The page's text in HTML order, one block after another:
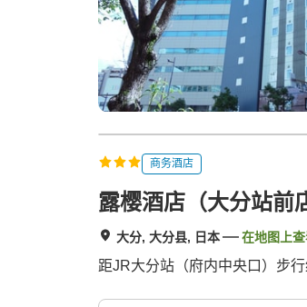
h
商务酒店
露樱酒店（大分站前
大分, 大分县, 日本 在地图上
距JR大分站（府内中央口）步